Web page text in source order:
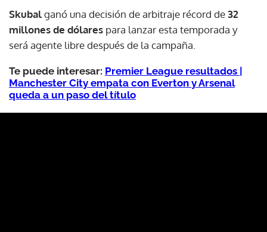
Skubalganó una decisión de arbitraje récord de32
millones de dólares para lanzar esta temporada y
será agente libre después de la campaña.
Te puede interesar: Premier League resultados |
Manchester City empata con Everton y Arsenal
queda a un paso del título